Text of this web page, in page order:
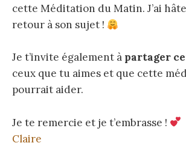
cette Méditation du Matin. J’ai
retour à son sujet !
Je t’invite également à partager
ceux que tu aimes et que cette
pourrait aider.
Je te remercie et je t’embrasse !
Claire